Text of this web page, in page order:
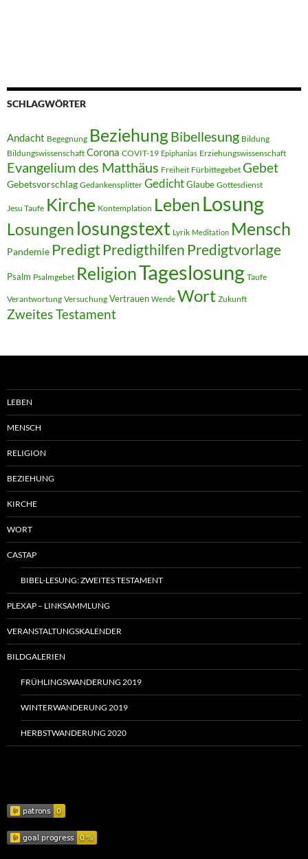
SCHLAGWÖRTER
Andacht Begegnung BeziehungBibellesung Bildung
Bildungswissenschaft Corona COVIT-19 Epiphanias Erziehungswissenschaft
Evangelium des Matthäus Freiheit Fürbittegebet Gebet
Gebetsvorschlag Gedankensplitter GedichtGlaube Gottesdienst
Jesu Taufe Kirche Kontemplation Leben Losung
Losungen losungstext Lyrik Meditation Mensch
Pandemie Predigt Predigthilfen Predigtvorlage
Psalm Psalmgebet ReligionTageslosung Taufe
Verantwortung Versuchung Vertrauen Wende Wort Zukunft
Zweites Testament
LEBEN
MENSCH
RELIGION
BEZIEHUNG
KIRCHE
WORT
CASTAP
BIBEL-LESUNG: ZWEITES TESTAMENT
PLEXAP – LINKSAMMLUNG
VERANSTALTUNGSKALENDER
BILDGALERIEN
FRÜHLINGSWANDERUNG 2019
WINTERWANDERUNG 2019
HERBSTWANDERUNG 2020